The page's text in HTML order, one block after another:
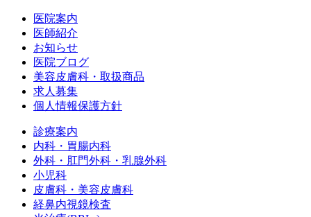
医院案内
医師紹介
お知らせ
医院ブログ
美容皮膚科・取扱商品
求人募集
個人情報保護方針
診療案内
内科・胃腸内科
外科・肛門外科・乳腺外科
小児科
皮膚科・美容皮膚科
経鼻内視鏡検査